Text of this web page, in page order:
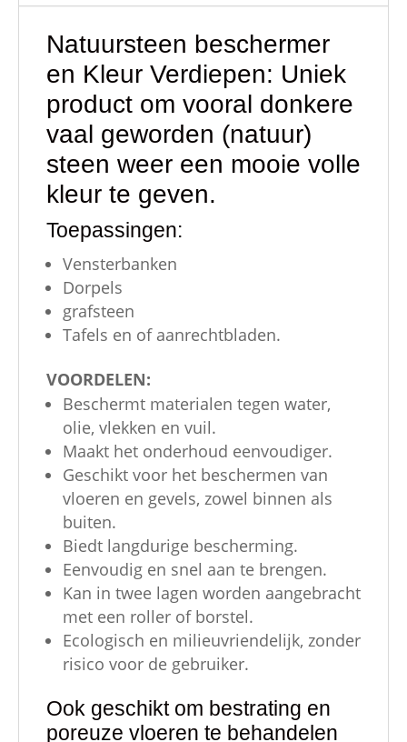
Natuursteen beschermer
en Kleur Verdiepen: Uniek
product om vooral donkere
vaal geworden (natuur)
steen weer een mooie volle
kleur te geven.
Toepassingen:
Vensterbanken
Dorpels
grafsteen
Tafels en of aanrechtbladen.
VOORDELEN:
Beschermt materialen tegen water,
olie, vlekken en vuil.
Maakt het onderhoud eenvoudiger.
Geschikt voor het beschermen van
vloeren en gevels, zowel binnen als
buiten.
Biedt langdurige bescherming.
Eenvoudig en snel aan te brengen.
Kan in twee lagen worden aangebracht
met een roller of borstel.
Ecologisch en milieuvriendelijk, zonder
risico voor de gebruiker.
Ook geschikt om bestrating en
poreuze vloeren te behandelen